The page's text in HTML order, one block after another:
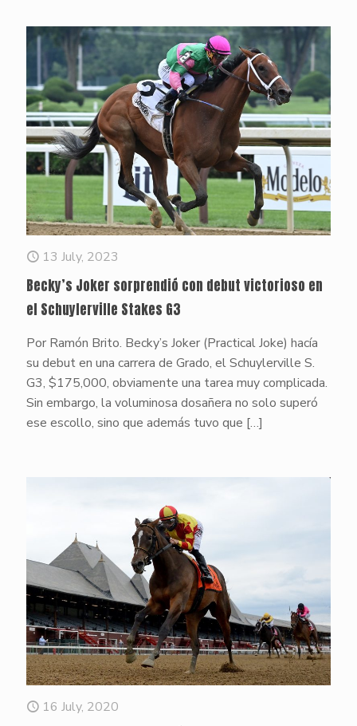
13 July, 2023
Becky’s Joker sorprendió con debut victorioso en
el Schuylerville Stakes G3
Por Ramón Brito. Becky’s Joker (Practical Joke) hacía
su debut en una carrera de Grado, el Schuylerville S.
G3, $175,000, obviamente una tarea muy complicada.
Sin embargo, la voluminosa dosañera no solo superó
ese escollo, sino que además tuvo que […]
16 July, 2020